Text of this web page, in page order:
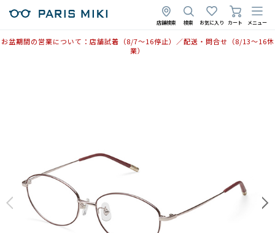
店舗検索 検索 お気に入り カート メニュー
お盆期間の営業について：店舗試着（8/7〜16停止）／配送・問合せ（8/13〜16休
業）